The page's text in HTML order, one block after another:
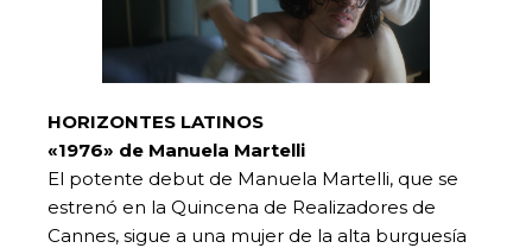
HORIZONTES LATINOS
«1976» de Manuela Martelli
El potente debut de Manuela Martelli, que se
estrenó en la Quincena de Realizadores de
Cannes, sigue a una mujer de la alta burguesía